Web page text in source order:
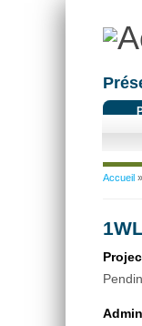
Accueil»